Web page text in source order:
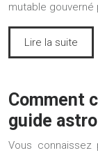
mutable gouverné
Lire la suite
Comment
guide
Vous connaissez